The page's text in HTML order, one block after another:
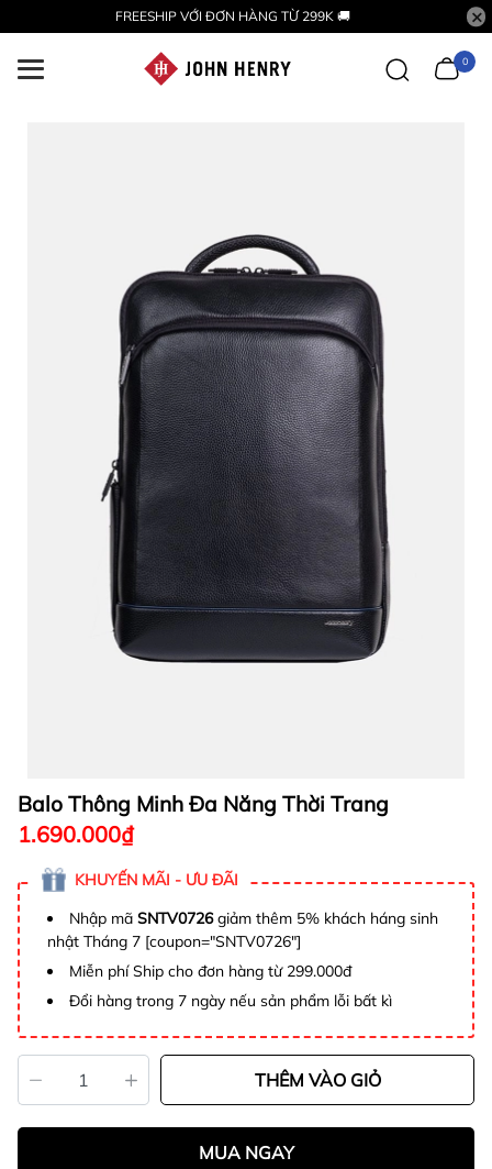
FREESHIP VỚI ĐƠN HÀNG TỪ 299K 🚚
0
Balo Thông Minh Đa Năng Thời Trang
1.690.000₫
KHUYẾN MÃI - ƯU ĐÃI
Nhập mã SNTV0726giảm thêm 5% khách háng sinh
nhật Tháng 7 [coupon="SNTV0726"]
Miễn phí Ship cho đơn hàng từ 299.000đ
Đổi hàng trong 7 ngày nếu sản phẩm lỗi bất kì
THÊM VÀO GIỎ
MUA NGAY